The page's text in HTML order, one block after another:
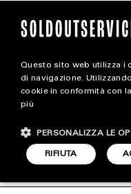
#JUICE
Questo sito web utilizza i
di navigazione.
cookie in conformità con
più
RIFIUTA
PERSONALIZZA LE